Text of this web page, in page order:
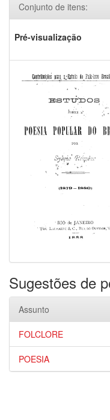
Conjunto de itens:
Pré-visualização
Sugestões de
Assunto
FOLCLORE
POESIA